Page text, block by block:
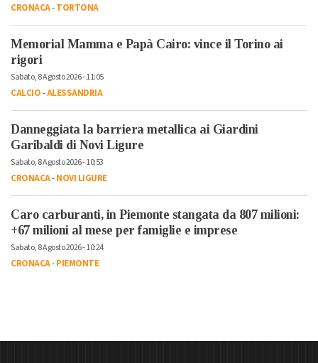
CRONACA-TORTONA
Memorial Mamma e Papà Cairo: vince il Torino ai
rigori
Sabato, 8 Agosto 2026 - 11:05
CALCIO-ALESSANDRIA
Danneggiata la barriera metallica ai Giardini
Garibaldi di Novi Ligure
Sabato, 8 Agosto 2026 - 10:53
CRONACA-NOVI LIGURE
Caro carburanti, in Piemonte stangata da 807 milioni:
+67 milioni al mese per famiglie e imprese
Sabato, 8 Agosto 2026 - 10:24
CRONACA-PIEMONTE